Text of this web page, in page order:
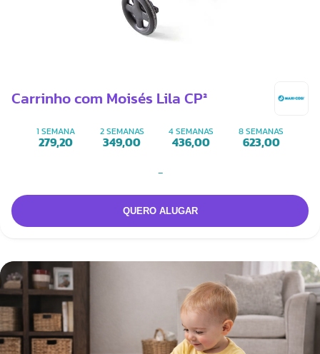
Carrinho com Moisés Lila CP²
1 SEMANA
279,20
2 SEMANAS
349,00
4 SEMANAS
436,00
8 SEMANAS
623,00
-